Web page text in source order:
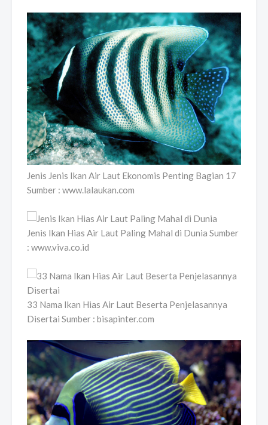
Jenis Jenis Ikan Air Laut Ekonomis Penting Bagian 17
Sumber : www.lalaukan.com
Jenis Ikan Hias Air Laut Paling Mahal di Dunia Sumber
: www.viva.co.id
33 Nama Ikan Hias Air Laut Beserta Penjelasannya
Disertai Sumber : bisapinter.com